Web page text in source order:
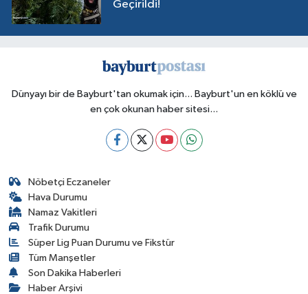
Geçirildi!
Dünyayı bir de Bayburt'tan okumak için... Bayburt'un en köklü ve
en çok okunan haber sitesi...
Nöbetçi Eczaneler
Hava Durumu
Namaz Vakitleri
Trafik Durumu
Süper Lig Puan Durumu ve Fikstür
Tüm Manşetler
Son Dakika Haberleri
Haber Arşivi